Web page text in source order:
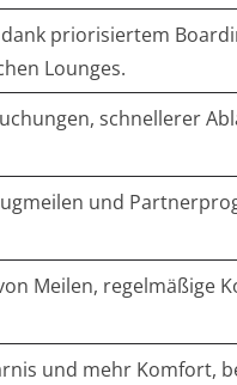
priorisiertem
Lounges.
schnellerer
und
Meilen, regelmäßige
und mehr Komfort,